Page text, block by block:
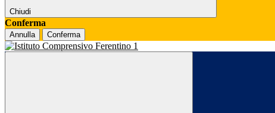
Chiudi
Conferma
Annulla Conferma